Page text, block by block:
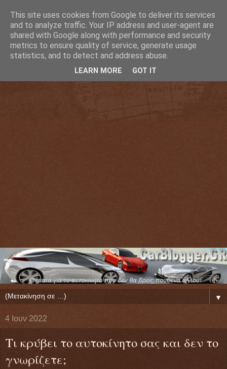
▼
4 Ιουν 2022
Τι κρύβει το αυτοκίνητο σας και δεν το
γνωρίζετε;
This site uses cookies from Google to deliver its services
and to analyze traffic. Your IP address and user-agent are
shared with Google along with performance and security
metrics to ensure quality of service, generate usage
statistics, and to detect and address abuse.
LEARN MORE GOT IT